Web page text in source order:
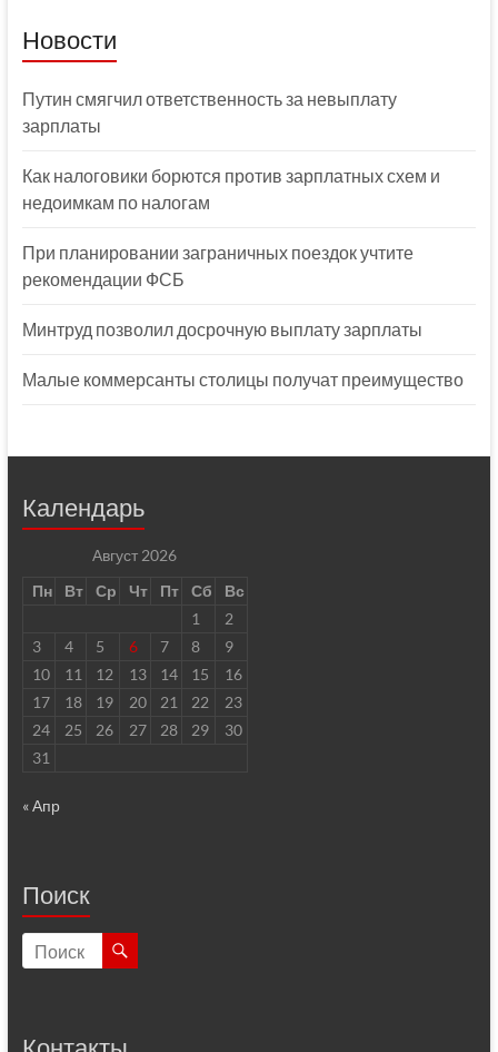
Новости
Путин смягчил ответственность за невыплату
зарплаты
Как налоговики борются против зарплатных схем и
недоимкам по налогам
При планировании заграничных поездок учтите
рекомендации ФСБ
Минтруд позволил досрочную выплату зарплаты
Малые коммерсанты столицы получат преимущество
Календарь
Август 2026
Пн
Вт Ср Чт Пт Сб
Вс
1
2
3
4 5 6 7 8
9
10
11 12 13 14 15
16
17
18 19 20 21 22
23
24
25 26 27 28 29
30
31
« Апр
Поиск